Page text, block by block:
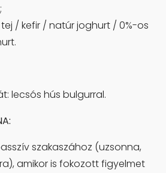
tej / kefir / natúr joghurt / 0%-os
lecsós hús bulgurral.
szakaszához (uzsonna,
amikor is fokozott figyelmet